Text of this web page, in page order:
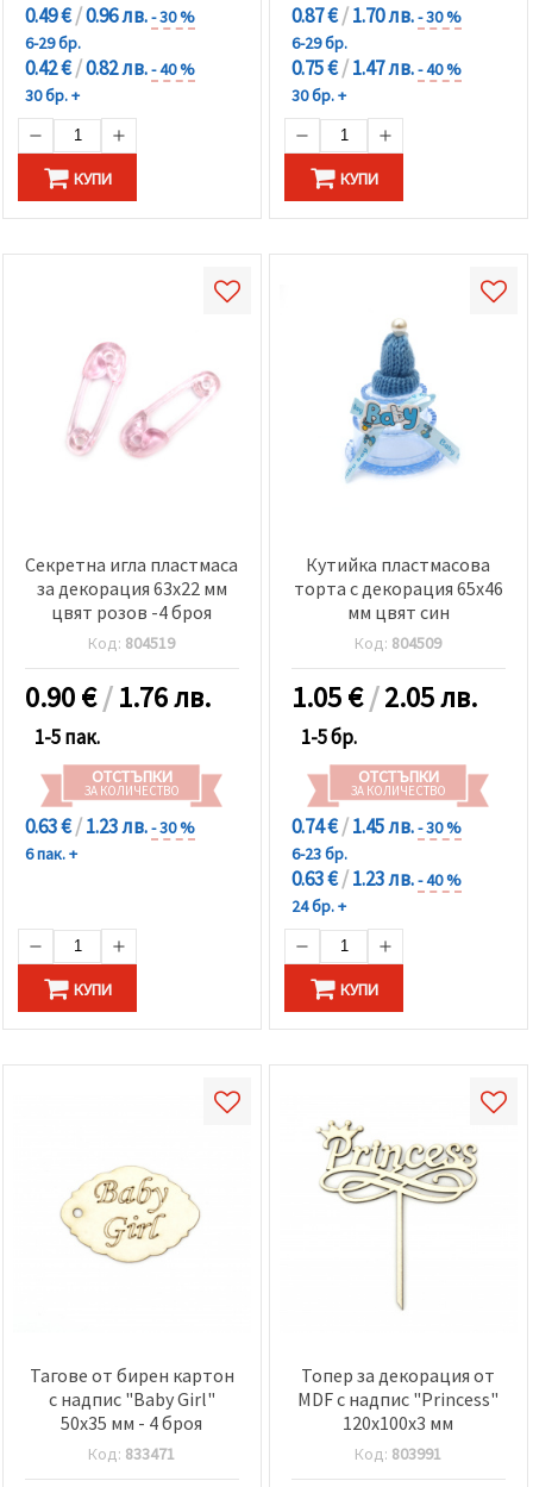
0.49 €/0.96 лв.- 30 %
6-29 бр.
0.42 €/0.82 лв.- 40 %
30 бр. +
КУПИ
0.87 €/1.70 лв.- 30 %
6-29 бр.
0.75 €/1.47 лв.- 40 %
30 бр. +
КУПИ
Секретна игла пластмаса
за декорация 63x22 мм
цвят розов -4 броя
Код: 804519
0.90€/1.76 лв.
1-5 пак.
ОТСТЪПКИ
ЗА КОЛИЧЕСТВО
0.63 €/1.23 лв.- 30 %
6 пак. +
КУПИ
Кутийка пластмасова
торта с декорация 65x46
мм цвят син
Код: 804509
1.05€/2.05 лв.
1-5 бр.
ОТСТЪПКИ
ЗА КОЛИЧЕСТВО
0.74 €/1.45 лв.- 30 %
6-23 бр.
0.63 €/1.23 лв.- 40 %
24 бр. +
КУПИ
Тагове от бирен картон
с надпис "Baby Girl"
50x35 мм - 4 броя
Код: 833471
Топер за декорация от
MDF с надпис "Princess"
120x100x3 мм
Код: 803991